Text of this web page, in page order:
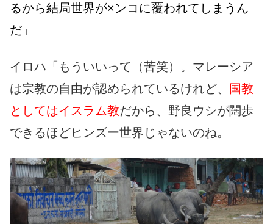
るから結局世界が×ンコに覆われてしまうん
だ 」
イロハ「もういいって（苦笑）。マレーシア
は宗教の自由が認められているけれど、 国教
としてはイスラム教だから、野良ウシが闊歩
できるほどヒンズー世界じゃないのね。